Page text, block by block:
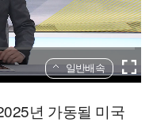
일반배속
년 가동될 미국